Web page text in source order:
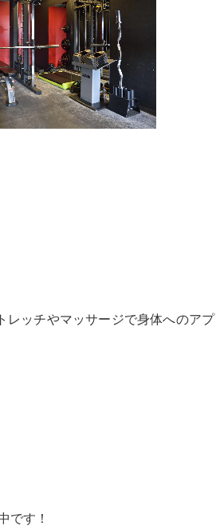
ッチやマッサージで身体へのア
です！